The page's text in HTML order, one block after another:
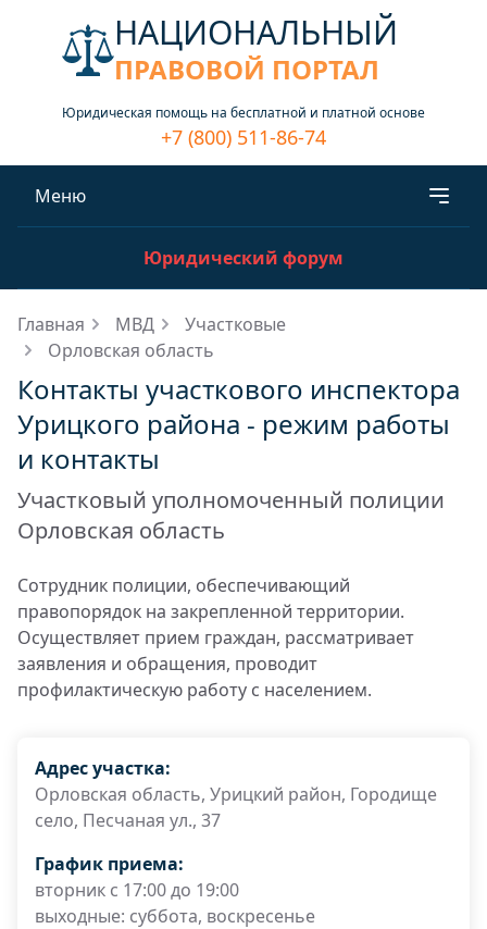
НАЦИОНАЛЬНЫЙ
ПРАВОВОЙ ПОРТАЛ
Юридическая помощь на бесплатной и платной основе
+7 (800) 511-86-74
Меню
Юридический форум
Главная МВД
Участковые
Орловская область
Контакты участкового инспектора
Урицкого района - режим работы
и контакты
Участковый уполномоченный полиции
Орловская область
Сотрудник полиции, обеспечивающий
правопорядок на закрепленной территории.
Осуществляет прием граждан, рассматривает
заявления и обращения, проводит
профилактическую работу с населением.
Адрес участка:
Орловская область, Урицкий район, Городище
село, Песчаная ул., 37
График приема:
вторник с 17:00 до 19:00
выходные: суббота, воскресенье